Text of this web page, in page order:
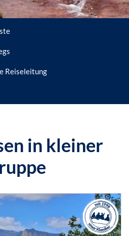
Reiseleitung
in kleiner